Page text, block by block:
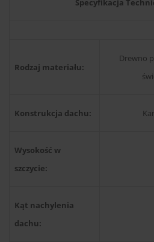
Specyfikacja
Rodzaj materiału:
Drewno
Konstrukcja dachu:
Wysokość w
szczycie:
Kąt nachylenia
dachu: